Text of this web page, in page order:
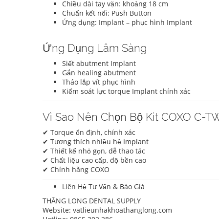
Chiều dài tay vặn: khoảng 18 cm
Chuẩn kết nối: Push Button
Ứng dụng: Implant – phục hình Implant
Ứng Dụng Lâm Sàng
Siết abutment Implant
Gắn healing abutment
Tháo lắp vít phục hình
Kiểm soát lực torque Implant chính xác
Vì Sao Nên Chọn Bộ Kit COXO C-
✔ Torque ổn định, chính xác
✔ Tương thích nhiều hệ Implant
✔ Thiết kế nhỏ gọn, dễ thao tác
✔ Chất liệu cao cấp, độ bền cao
✔ Chính hãng COXO
Liên Hệ Tư Vấn & Báo Giá
THĂNG LONG DENTAL SUPPLY
Website: vatlieunhakhoathanglong.com